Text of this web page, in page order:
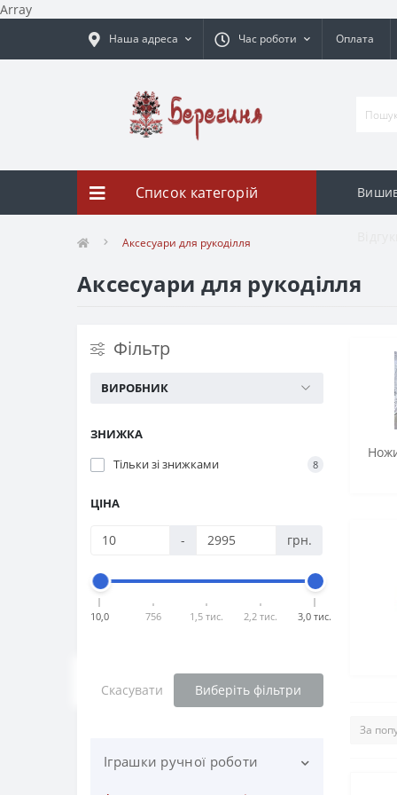
Array
Наша адреса Час роботи Оплата
Список категорій
Аксесуари для рукоділля
Аксесуари для рукоділля
Фільтр
ВИРОБНИК
ЗНИЖКА
Тільки зі знижками
8
ЦІНА
- грн.
10,0 756 1,5 тис. 2,2 тис. 3,0 тис.
Скасувати Виберіть фільтри
Іграшки ручної роботи